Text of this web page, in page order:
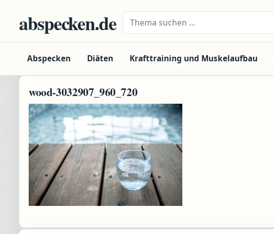
abspecken.de Suche nach:
Abspecken Diäten Krafttraining und Muskelaufbau
wood-3032907_960_720